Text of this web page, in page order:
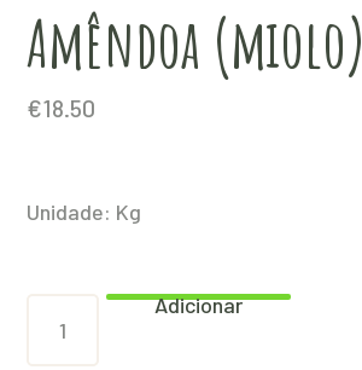
Amêndoa (miolo)
€18.50
Unidade: Kg
Adicionar